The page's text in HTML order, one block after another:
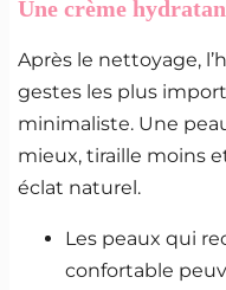
Une crème
Après le nettoyage,
gestes les plus
minimaliste. Une
mieux, tiraille moins
éclat naturel.
Les peaux qui
confortable